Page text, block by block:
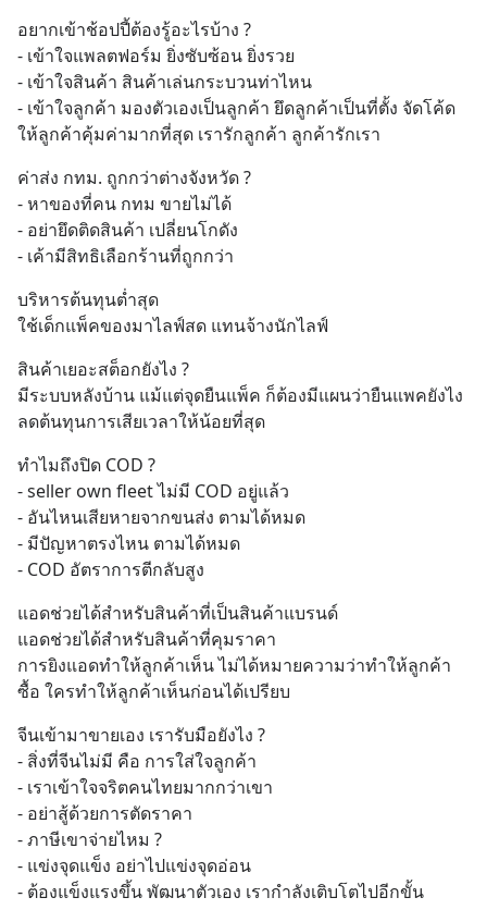
อยากเข้าช้อปปี้ต้องรู้อะไรบ้าง ?
- เข้าใจแพลตฟอร์ม ยิ่งซับซ้อน ยิ่งรวย
- เข้าใจสินค้า สินค้าเล่นกระบวนท่าไหน
- เข้าใจลูกค้า มองตัวเองเป็นลูกค้า ยึดลูกค้าเป็นที่ตั้ง จัดโค้ด
ให้ลูกค้าคุ้มค่ามากที่สุด เรารักลูกค้า ลูกค้ารักเรา
ค่าส่ง กทม. ถูกกว่าต่างจังหวัด ?
- หาของที่คน กทม ขายไม่ได้
- อย่ายึดติดสินค้า เปลี่ยนโกดัง
- เค้ามีสิทธิเลือกร้านที่ถูกกว่า
บริหารต้นทุนต่ำสุด
ใช้เด็กแพ็คของมาไลฟ์สด แทนจ้างนักไลฟ์
สินค้าเยอะสต็อกยังไง ?
มีระบบหลังบ้าน แม้แต่จุดยืนแพ็ค ก็ต้องมีแผนว่ายืนแพคยังไง
ลดต้นทุนการเสียเวลาให้น้อยที่สุด
ทำไมถึงปิด COD ?
- seller own fleet ไม่มี COD อยู่แล้ว
- อันไหนเสียหายจากขนส่ง ตามได้หมด
- มีปัญหาตรงไหน ตามได้หมด
- COD อัตราการตีกลับสูง
แอดช่วยได้สำหรับสินค้าที่เป็นสินค้าแบรนด์
แอดช่วยได้สำหรับสินค้าที่คุมราคา
การยิงแอดทำให้ลูกค้าเห็น ไม่ได้หมายความว่าทำให้ลูกค้า
ซื้อ ใครทำให้ลูกค้าเห็นก่อนได้เปรียบ
จีนเข้ามาขายเอง เรารับมือยังไง ?
- สิ่งที่จีนไม่มี คือ การใส่ใจลูกค้า
- เราเข้าใจจริตคนไทยมากกว่าเขา
- อย่าสู้ด้วยการตัดราคา
- ภาษีเขาจ่ายไหม ?
- แข่งจุดแข็ง อย่าไปแข่งจุดอ่อน
- ต้องแข็งแรงขึ้น พัฒนาตัวเอง เรากำลังเติบโตไปอีกขั้น